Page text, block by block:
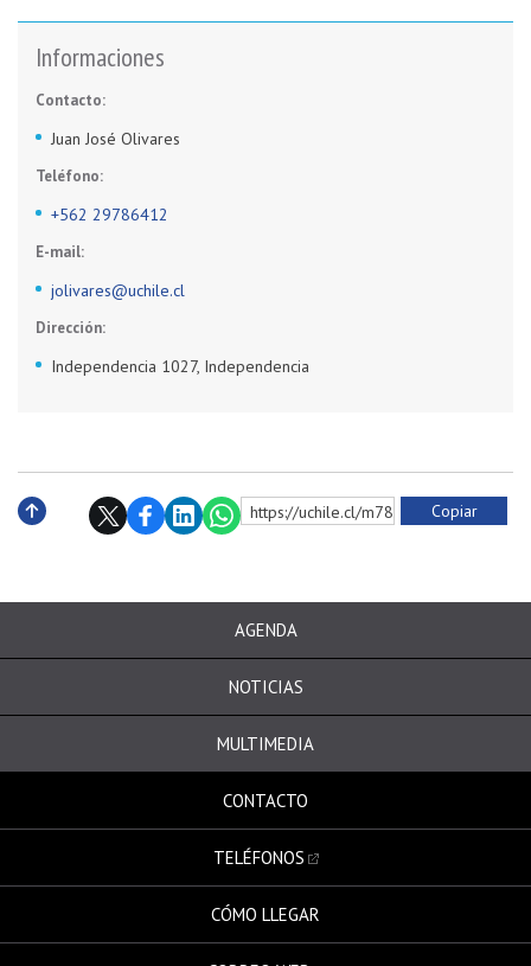
Informaciones
Contacto:
Juan José Olivares
Teléfono:
+562 29786412
E-mail:
jolivares@uchile.cl
Dirección:
Independencia 1027, Independencia
https://uchile.cl/m78869 Copiar
AGENDA
NOTICIAS
MULTIMEDIA
CONTACTO
TELÉFONOS
CÓMO LLEGAR